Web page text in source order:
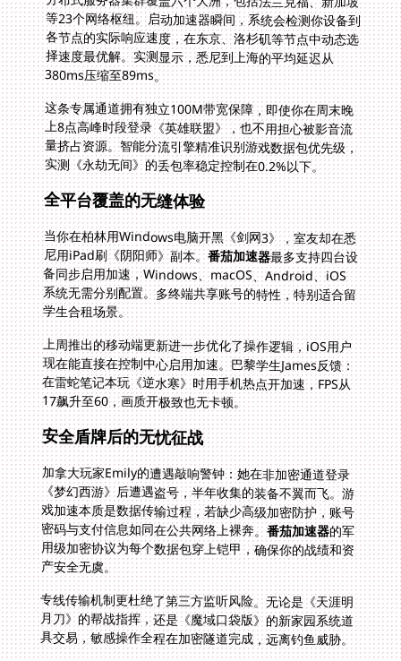
380ms压缩至89ms。
这条专属通道拥有独立100M带宽保障，即使你在周末晚
上8点高峰时段登录《英雄联盟》，也不用担心被影音流
量挤占资源。智能分流引擎精准识别游戏数据包优先级，
实测《永劫无间》的丢包率稳定控制在0.2%以下。
全平台覆盖的无缝体验
当你在柏林用Windows电脑开黑《剑网3》，室友却在悉
尼用iPad刷《阴阳师》副本。番茄加速器最多支持四台设
备同步启用加速，Windows、macOS、Android、iOS
系统无需分别配置。多终端共享账号的特性，特别适合留
学生合租场景。
上周推出的移动端更新进一步优化了操作逻辑，iOS用户
现在能直接在控制中心启用加速。巴黎学生James反馈：
在雷蛇笔记本玩《逆水寒》时用手机热点开加速，FPS从
17飙升至60，画质开极致也无卡顿。
安全盾牌后的无忧征战
加拿大玩家Emily的遭遇敲响警钟：她在非加密通道登录
《梦幻西游》后遭遇盗号，半年收集的装备不翼而飞。游
戏加速本质是数据传输过程，若缺少高级加密防护，账号
密码与支付信息如同在公共网络上裸奔。番茄加速器的军
用级加密协议为每个数据包穿上铠甲，确保你的战绩和资
产安全无虞。
专线传输机制更杜绝了第三方监听风险。无论是《天涯明
月刀》的帮战指挥，还是《魔域口袋版》的新家园系统道
具交易，敏感操作全程在加密隧道完成，远离钓鱼威胁。